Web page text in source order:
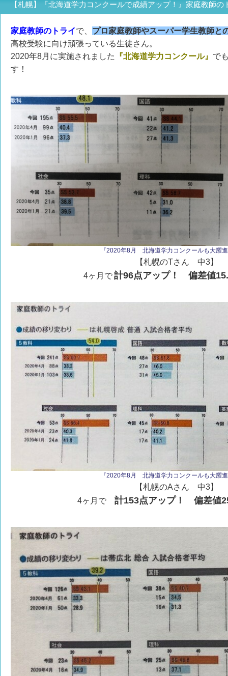
【札幌】『北海道学力コンクールで成績アップ！』家庭教師の
家庭教師のトライで、 プロ家庭教師やスーパー学生教師と
高校受験に向け頑張っている生徒さん。
2020年8月に実施されました
『北海道学力コンクール』 で
す！
『2020年8月 北海道学力コンクールも大躍
【札幌のTさん 中3】
4ヶ月で計96点アップ！ 偏差値
『2020年8月 北海道学力コンクールも大躍
【札幌のAさん 中3】
4ヶ月で計153点アップ！ 偏差値